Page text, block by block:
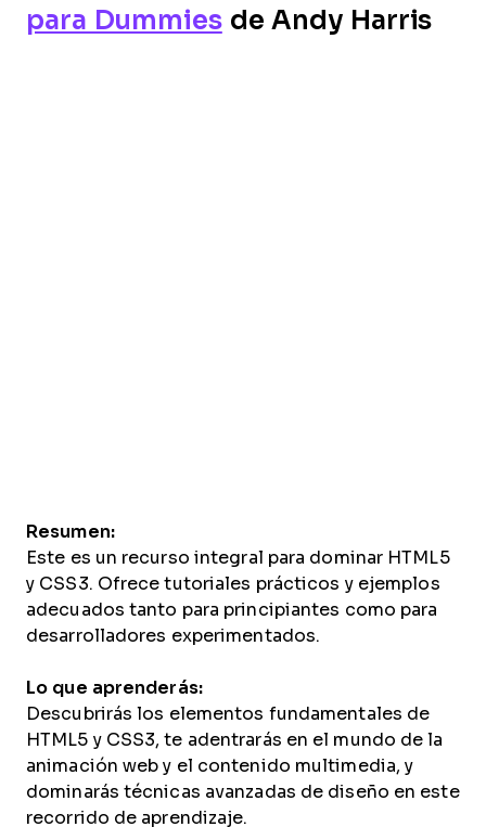
para Dummiesde Andy Harris
Resumen:
Este es un recurso integral para dominar HTML5
y CSS3. Ofrece tutoriales prácticos y ejemplos
adecuados tanto para principiantes como para
desarrolladores experimentados.
Lo que aprenderás:
Descubrirás los elementos fundamentales de
HTML5 y CSS3, te adentrarás en el mundo de la
animación web y el contenido multimedia, y
dominarás técnicas avanzadas de diseño en este
recorrido de aprendizaje.